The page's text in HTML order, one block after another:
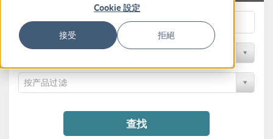
Cookie 設定
接受 拒絕
按学科过滤
按产品过滤
查找